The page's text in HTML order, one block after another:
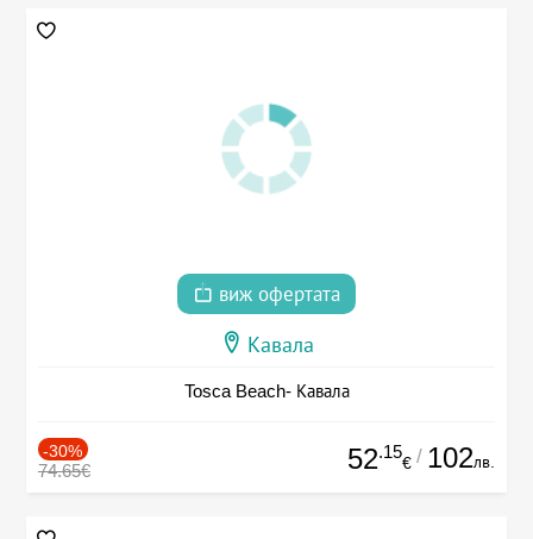
виж офертата
Кавала
Tosca Beach- Кавала
-30%
74.65€ 52.15
€ / 102лв.